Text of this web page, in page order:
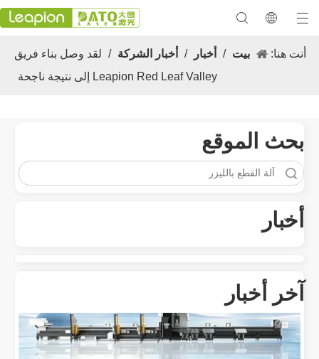
أنت هنا: بيت / أخبار / أخبار الشركة / لقد وصل بناء فريق
Leapion Red Leaf Valley إلى نتيجة ناجحة
بحث الموقع
أخبار
آخر أخبار